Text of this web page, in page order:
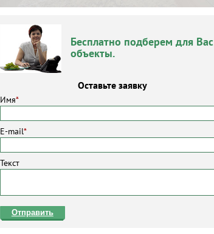
Бесплатно подберем для Вас
объекты.
Оставьте заявку
Имя*
E-mail*
Текст
Отправить